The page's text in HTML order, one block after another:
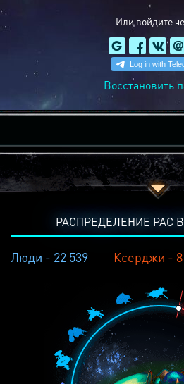
Или войдите
Восстановить
РАСПРЕДЕЛЕНИЕ РАС
Люди - 22 539 Ксерджи -